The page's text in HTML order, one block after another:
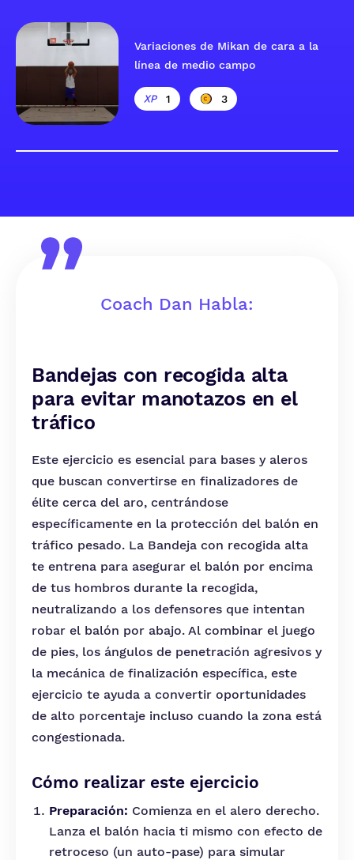
Variaciones de Mikan de cara a la
línea de medio campo
1 3
Coach Dan Habla:
Bandejas con recogida alta
para evitar manotazos en el
tráfico
Este ejercicio es esencial para bases y aleros
que buscan convertirse en finalizadores de
élite cerca del aro, centrándose
específicamente en la protección del balón en
tráfico pesado. La Bandeja con recogida alta
te entrena para asegurar el balón por encima
de tus hombros durante la recogida,
neutralizando a los defensores que intentan
robar el balón por abajo. Al combinar el juego
de pies, los ángulos de penetración agresivos y
la mecánica de finalización específica, este
ejercicio te ayuda a convertir oportunidades
de alto porcentaje incluso cuando la zona está
congestionada.
Cómo realizar este ejercicio
Preparación: Comienza en el alero derecho.
Lanza el balón hacia ti mismo con efecto de
retroceso (un auto-pase) para simular